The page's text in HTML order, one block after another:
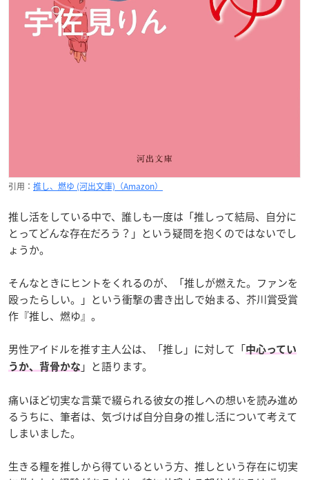
引用： 推し、燃ゆ (河出文庫)（Amazon）
推し活をしている中で、誰しも一度は「推しって結局、自分に
とってどんな存在だろう？」という疑問を抱くのではないでし
ょうか。
そんなときにヒントをくれるのが、「推しが燃えた。ファンを
殴ったらしい。」という衝撃の書き出しで始まる、芥川賞受賞
作『推し、燃ゆ』。
男性アイドルを推す主人公は、「推し」に対して「中心ってい
うか、背骨かな 」と語ります。
痛いほど切実な言葉で綴られる彼女の推しへの想いを読み進め
るうちに、筆者は、気づけば自分自身の推し活について考えて
しまいました。
生きる糧を推しから得ているという方、推しという存在に切実